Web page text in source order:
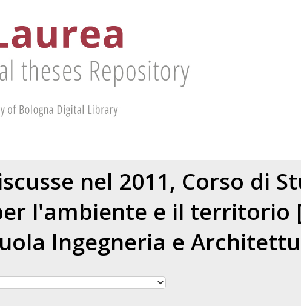
nel 2011, Corso di
l'ambiente e il territorio
Ingegneria e